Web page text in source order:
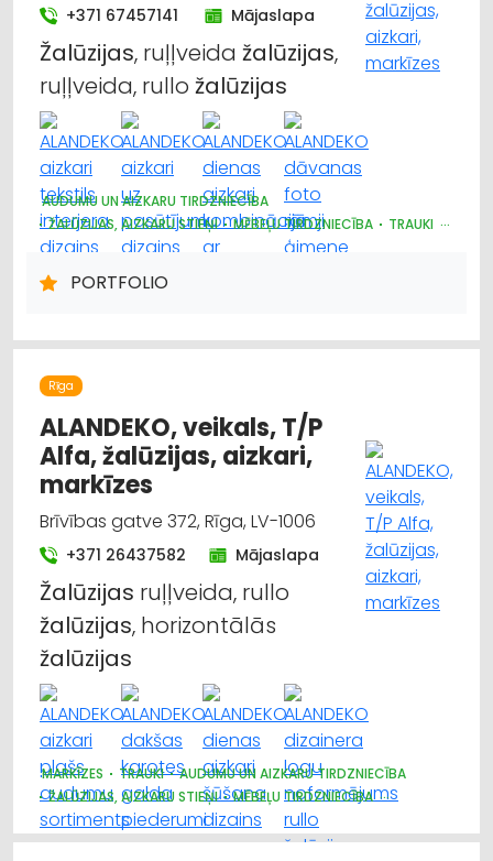
+371 67457141 Mājaslapa
Žalūzijas, ruļļveida žalūzijas,
ruļļveida, rullo žalūzijas
AUDUMU UN AIZKARU TIRDZNIECĪBA
ŽALŪZIJAS, AIZKARU STIEŅI
MĒBEĻU TIRDZNIECĪBA
TRAUKI
MARKĪZES
DIZAINS UN INTERJERS; PRIEKŠMETI UN PAKALPOJUMI
APGAISMES TEHNIKAS TIRDZNIECĪBA
PORTFOLIO
Rīga
ALANDEKO, veikals, T/P
Alfa, žalūzijas, aizkari,
markīzes
Brīvības gatve 372, Rīga, LV-1006
+371 26437582 Mājaslapa
Žalūzijas ruļļveida, rullo
žalūzijas, horizontālās
žalūzijas
MARKĪZES TRAUKI
AUDUMU UN AIZKARU TIRDZNIECĪBA
ŽALŪZIJAS, AIZKARU STIEŅI
MĒBEĻU TIRDZNIECĪBA
DIZAINS UN INTERJERS; PRIEKŠMETI UN PAKALPOJUMI
APGAISMES TEHNIKAS TIRDZNIECĪBA
SUVENĪRI, DĀVANAS